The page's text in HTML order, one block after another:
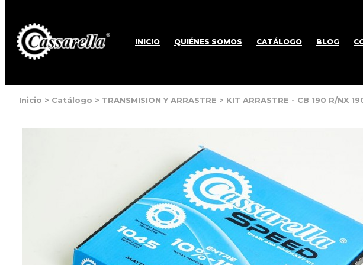
INICIO QUIÉNES SOMOS CATÁLOGO BLOG
Inicio > Catálogo > TRANSMISION Y ARRASTRE > KIT ARRASTRE - CB 190 R/NX